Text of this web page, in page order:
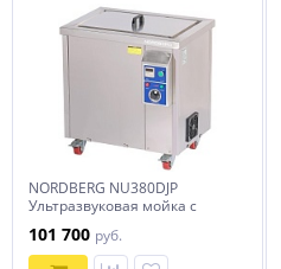
NORDBERG NU380DJP
Ультразвуковая мойка с
101 700 руб.